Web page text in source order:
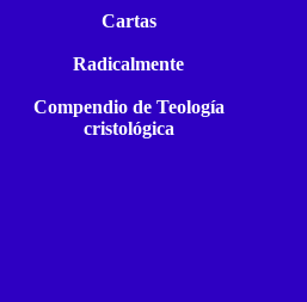
Cartas
Radicalmente
Compendio de Teología
cristológica